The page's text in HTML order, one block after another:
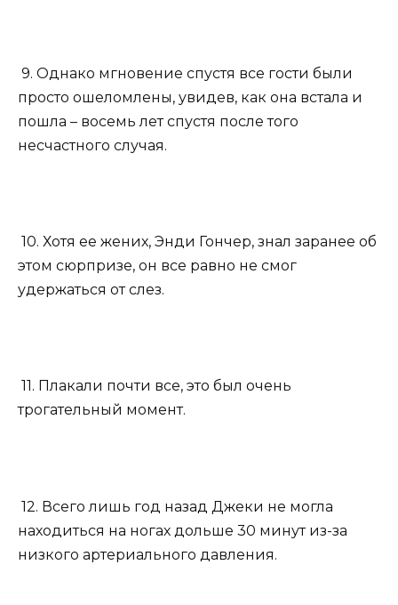
9. Однако мгновение спустя все гости были
просто ошеломлены, увидев, как она встала и
пошла – восемь лет спустя после того
несчастного случая.
10. Хотя ее жених, Энди Гончер, знал заранее об
этом сюрпризе, он все равно не смог
удержаться от слез.
11. Плакали почти все, это был очень
трогательный момент.
12. Всего лишь год назад Джеки не могла
находиться на ногах дольше 30 минут из-за
низкого артериального давления.